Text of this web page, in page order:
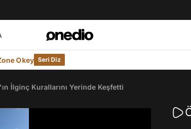
Okey Seri Diz
İlginç Kurallarını Yerinde Keşfetti